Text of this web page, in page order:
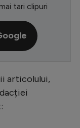
tari clipuri
articolului,